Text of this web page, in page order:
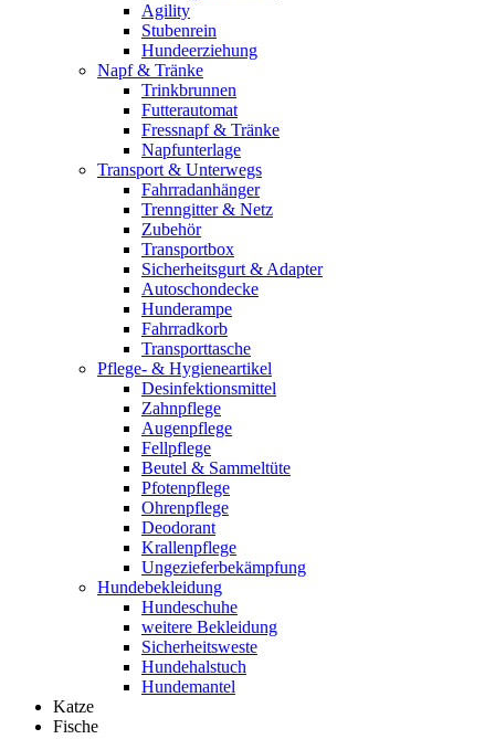
Agility
Stubenrein
Hundeerziehung
Napf & Tränke
Trinkbrunnen
Futterautomat
Fressnapf & Tränke
Napfunterlage
Transport & Unterwegs
Fahrradanhänger
Trenngitter & Netz
Zubehör
Transportbox
Sicherheitsgurt & Adapter
Autoschondecke
Hunderampe
Fahrradkorb
Transporttasche
Pflege- & Hygieneartikel
Desinfektionsmittel
Zahnpflege
Augenpflege
Fellpflege
Beutel & Sammeltüte
Pfotenpflege
Ohrenpflege
Deodorant
Krallenpflege
Ungezieferbekämpfung
Hundebekleidung
Hundeschuhe
weitere Bekleidung
Sicherheitsweste
Hundehalstuch
Hundemantel
Katze
Fische